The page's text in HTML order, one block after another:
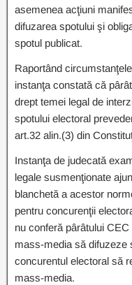
asemenea acţiuni
difuzarea spotului şi
spotul publicat.
Raportând
instanţa constată că
drept temei legal de
spotului electoral
art.32 alin.(3) din
Instanţa de judecată
legale susmenţionate
blanchetă a acestor
pentru concurenţii
nu conferă pârâtului
mass-media să difuzeze
concurentul electoral să
mass-media.